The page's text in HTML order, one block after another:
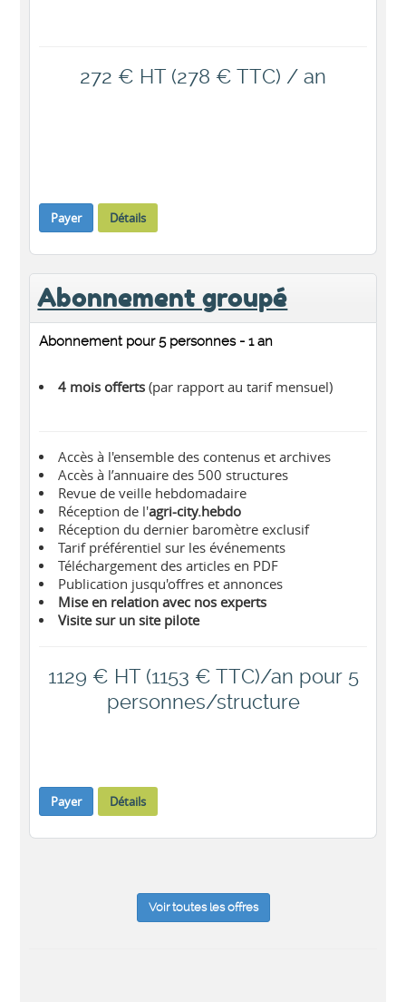
272 € HT (278 € TTC) / an
Payer Détails
Abonnement groupé
Abonnement pour 5 personnes - 1 an
4 mois offerts(par rapport au tarif mensuel)
Accès à l'ensemble des contenus et archives
Accès à l’annuaire des 500 structures
Revue de veille hebdomadaire
Réception de l'agri-city.hebdo
Réception du dernier baromètre exclusif
Tarif préférentiel sur les événements
Téléchargement des articles en PDF
Publication jusqu'offres et annonces
Mise en relation avec nos experts
Visite sur un site pilote
1129 € HT (1153 € TTC)/an pour 5
personnes/structure
Payer Détails
Voir toutes les offres